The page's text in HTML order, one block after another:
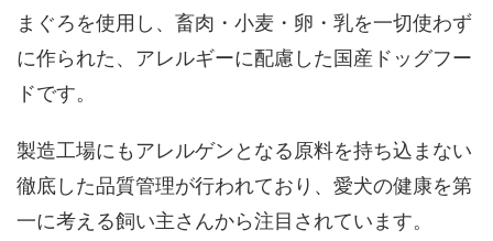
まぐろを使用し、畜肉・小麦・卵・乳を一切使わず
に作られた、アレルギーに配慮した国産ドッグフー
ドです。
製造工場にもアレルゲンとなる原料を持ち込まない
徹底した品質管理が行われており、愛犬の健康を第
一に考える飼い主さんから注目されています。